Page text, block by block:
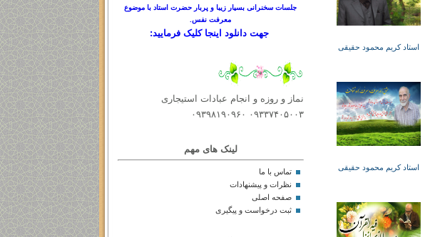
استاد کریم محمود حقیقی
استاد کریم محمود حقیقی
جلسات سخنرانی بسیار زیبا و پربار حضرت استاد با موضوع
معرفت نفس.
جهت دانلود اینجا کلیک فرمایید:
نماز و روزه و انجام عبادات استیجاری
۰۹۳۳۷۴۰۵۰۰۳ ۰۹۳۹۸۱۹۰۹۶۰
لینک های مهم
تماس با ما
نظرات و پیشنهادات
صفحه اصلی
ثبت درخواست و پیگیری